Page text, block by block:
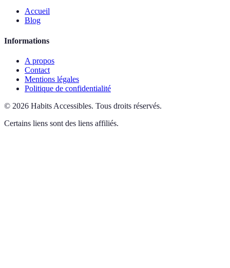
Accueil
Blog
Informations
A propos
Contact
Mentions légales
Politique de confidentialité
© 2026 Habits Accessibles. Tous droits réservés.
Certains liens sont des liens affiliés.